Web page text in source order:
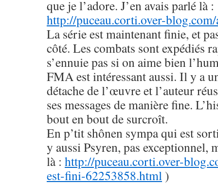
que je l’adore. J’en avais parlé là :
http://puceau.corti.over-
La série est maintenant finie, et
côté. Les combats sont expédiés
s’ennuie pas si on aime bien
FMA est intéressant aussi. Il y a
détache de l’œuvre et l’auteur
ses messages de manière fine.
bout en bout de surcroît.
En p’tit shônen sympa qui est
y aussi Psyren, pas exceptionnel,
là : http://puceau.corti.over-
est-fini-62253858.html )